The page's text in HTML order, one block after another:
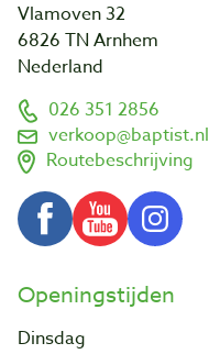
Vlamoven 32
6826 TN Arnhem
Nederland
026 351 2856
verkoop@baptist.nl
Routebeschrijving
Openingstijden
Dinsdag